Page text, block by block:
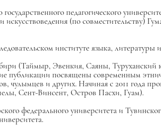
педагогического
(по совместительству)
институте языка,
(Таймыр, Эвенкия, Саяны, Туруханский
публикации посвящены современным
чулымцев и других. Начиная с 2011 года
Сент-Винсент, Остров Пасхи, Гуам).
федерального университета и